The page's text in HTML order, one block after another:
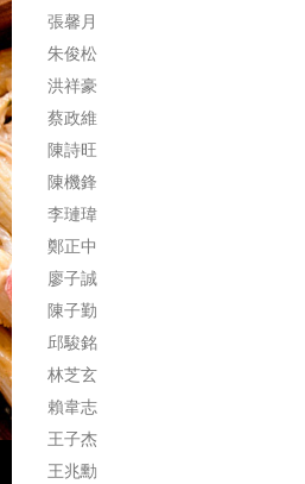
張馨月
朱俊松
洪祥豪
蔡政維
陳詩旺
陳機鋒
李璉瑋
鄭正中
廖子誠
陳子勤
邱駿銘
林芝玄
賴韋志
王子杰
王兆勳